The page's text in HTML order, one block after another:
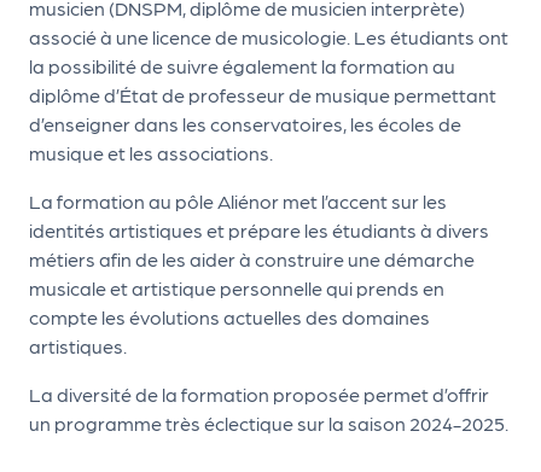
musicien (DNSPM, diplôme de musicien interprète)
associé à une licence de musicologie. Les étudiants ont
la possibilité de suivre également la formation au
diplôme d’État de professeur de musique permettant
d’enseigner dans les conservatoires, les écoles de
musique et les associations.
La formation au pôle Aliénor met l’accent sur les
identités artistiques et prépare les étudiants à divers
métiers afin de les aider à construire une démarche
musicale et artistique personnelle qui prends en
compte les évolutions actuelles des domaines
artistiques.
La diversité de la formation proposée permet d’offrir
un programme très éclectique sur la saison 2024-2025.
vr
e
le
PR
O
G!
N
os
se
rvi
ce
s